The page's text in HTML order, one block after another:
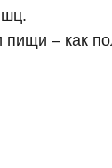
– как